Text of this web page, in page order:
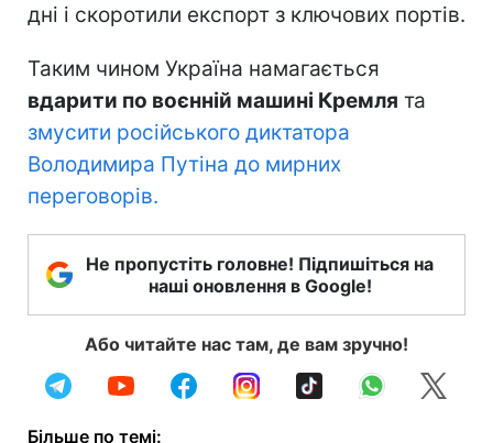
дні і скоротили експорт з ключових портів.
Таким чином Україна намагається
вдарити по воєнній машині Кремля та
змусити російського диктатора
Володимира Путіна до мирних
переговорів.
Не пропустіть головне! Підпишіться на
наші оновлення в Google!
Або читайте нас там, де вам зручно!
Більше по темі: